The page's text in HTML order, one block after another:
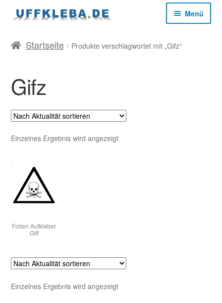
Zur
Navigation
Zum
Inhalt
Menü
Start
Kasse
Mein Konto
Versandkosten
Widerruf
Startseite Produkte verschlagwortet mit „Gifz“
Gifz
Einzelnes Ergebnis wird angezeigt
Folien Aufkleber
Gift
Einzelnes Ergebnis wird angezeigt